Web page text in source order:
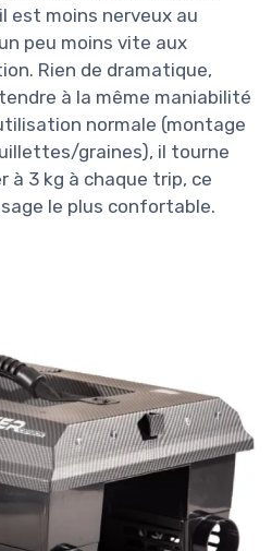
est moins nerveux au
peu moins vite aux
Rien de dramatique,
à la même maniabilité
normale (montage
graines), il tourne
à 3 kg à chaque trip, ce
le plus confortable.